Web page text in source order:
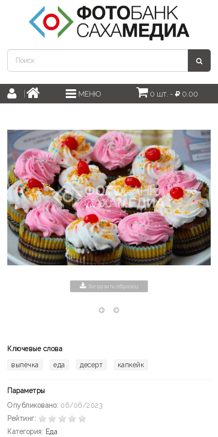
МЕНЮ 0 шт. - 0.00
Загрузить образец
Ключевые слова
выпечка еда десерт капкейк
Параметры
Опубликовано: 06/06/2023
Рейтинг:
Категория: Еда